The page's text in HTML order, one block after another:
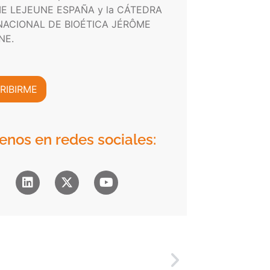
LEJEUNE ESPAÑA y la CÁTEDRA
DE BIOÉTICA JÉRÔME
en redes sociales: